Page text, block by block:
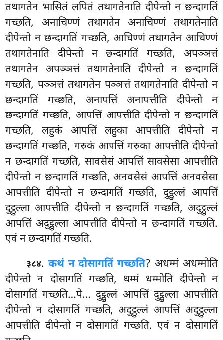
तथागतेन भासितं लपितं तथागतेनाति दीपेन्तो न छन्दागतिं
गच्छति, अनाचिण्णं तथागतेन अनाचिण्णं तथागतेनाति
दीपेन्तो न छन्दागतिं गच्छति, आचिण्णं तथागतेन आचिण्णं
तथागतेनाति दीपेन्तो न छन्दागतिं गच्छति, अपञ्ञत्तं
तथागतेन अपञ्ञत्तं तथागतेनाति दीपेन्तो न छन्दागतिं
गच्छति, पञ्ञत्तं तथागतेन पञ्ञत्तं तथागतेनाति दीपेन्तो न
छन्दागतिं गच्छति, अनापत्तिं अनापत्तीति दीपेन्तो न
छन्दागतिं गच्छति, आपत्तिं आपत्तीति दीपेन्तो न छन्दागतिं
गच्छति, लहुकं आपत्तिं लहुका आपत्तीति दीपेन्तो न
छन्दागतिं गच्छति, गरुकं आपत्तिं गरुका आपत्तीति दीपेन्तो
न छन्दागतिं गच्छति, सावसेसं आपत्तिं सावसेसा आपत्तीति
दीपेन्तो न छन्दागतिं गच्छति, अनवसेसंआपत्तिं अनवसेसा
आपत्तीति दीपेन्तो न छन्दागतिं गच्छति, दुट्ठुल्लं आपत्तिं
दुट्ठुल्ला आपत्तीति दीपेन्तो न छन्दागतिं गच्छति, अदुट्ठुल्लं
आपत्तिं अदुट्ठुल्ला आपत्तीति दीपेन्तो न छन्दागतिं गच्छति.
एवं न छन्दागतिं गच्छति.
३८४. कथं न दोसागतिं गच्छति? अधम्मं अधम्मोति
दीपेन्तोन दोसागतिं गच्छति, धम्मं धम्मोति दीपेन्तो न
दोसागतिं गच्छति…पे… दुट्ठुल्लं आपत्तिं दुट्ठुल्ला आपत्तीति
दीपेन्तो न दोसागतिं गच्छति, अदुट्ठुल्लं आपत्तिं अदुट्ठुल्ला
आपत्तीति दीपेन्तो न दोसागतिं गच्छति. एवं न दोसागतिं